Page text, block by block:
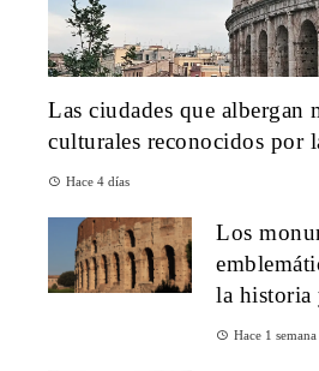
Las ciudades que albergan
culturales reconocidos por
Hace 4 días
Los
la historia
Hace 1 semana